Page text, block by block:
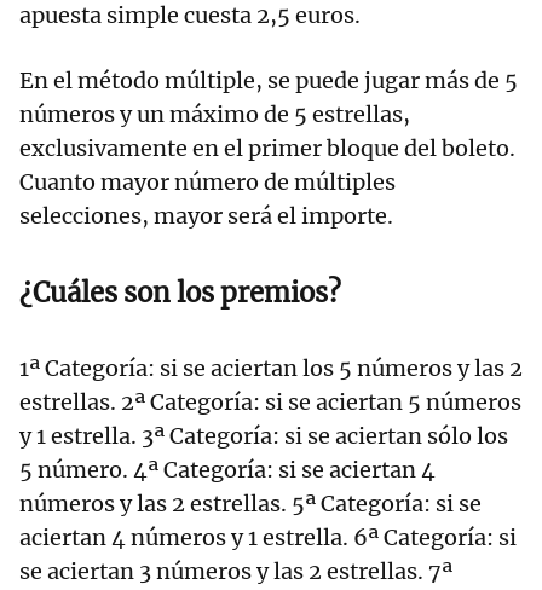
apuesta simple cuesta 2,5 euros.
En el método múltiple, se puede jugar más de 5
números y un máximo de 5 estrellas,
exclusivamente en el primer bloque del boleto.
Cuanto mayor número de múltiples
selecciones, mayor será el importe.
¿Cuáles son los premios?
1ª Categoría: si se aciertan los 5 números y las 2
estrellas. 2ª Categoría: si se aciertan 5 números
y 1 estrella. 3ª Categoría: si se aciertan sólo los
5 número. 4ª Categoría: si se aciertan 4
números y las 2 estrellas. 5ª Categoría: si se
aciertan 4 números y 1 estrella. 6ª Categoría: si
se aciertan 3 números y las 2 estrellas. 7ª